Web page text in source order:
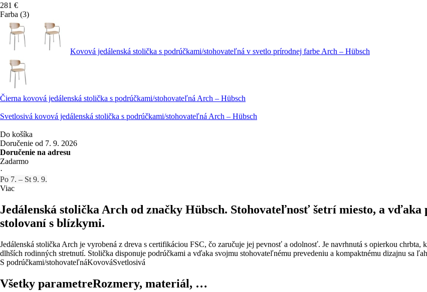
281 €
Farba (3)
Kovová jedálenská stolička s podrúčkami/stohovateľná v svetlo prírodnej farbe Arch – Hübsch
Čierna kovová jedálenská stolička s podrúčkami/stohovateľná Arch – Hübsch
Svetlosivá kovová jedálenská stolička s podrúčkami/stohovateľná Arch – Hübsch
Do košíka
Doručenie od 7. 9. 2026
Doručenie na adresu
Zadarmo
·
Po 7. – St 9. 9.
Viac
Jedálenská stolička Arch od značky Hübsch. Stohovateľnosť šetrí miesto, a
stolovaní s blízkymi.
Jedálenská stolička Arch je vyrobená z dreva s certifikáciou FSC, čo zaručuje jej pevnosť a odolnosť. Je navrhnutá s opierkou
dlhších rodinných stretnutí. Stolička disponuje podrúčkami a vďaka svojmu stohovateľnému prevedeniu a kompaktnému dizajnu sa
S podrúčkami/stohovateľnáKovováSvetlosivá
Všetky parametreRozmery, materiál, …